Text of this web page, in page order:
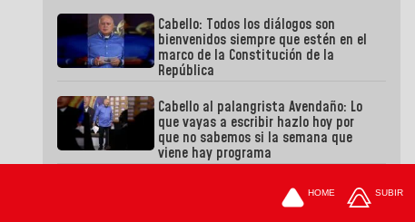
Cabello: Todos los diálogos son
bienvenidos siempre que estén en el
marco de la Constitución de la
República
Cabello al palangrista Avendaño: Lo
que vayas a escribir hazlo hoy por
que no sabemos si la semana que
viene hay programa
HOME SUBIR